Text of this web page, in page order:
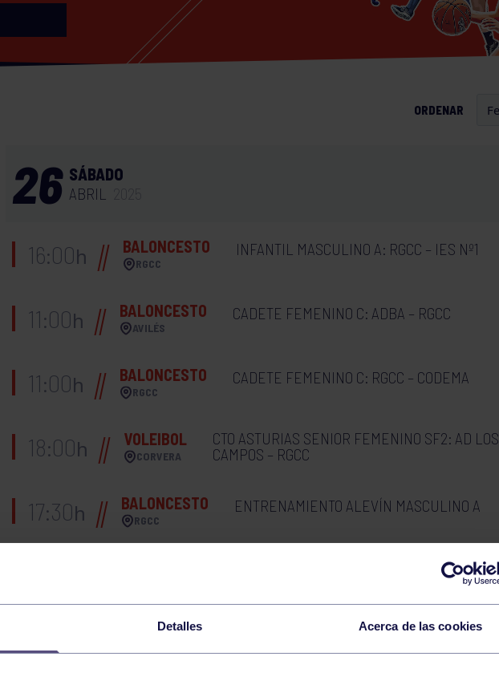
Detalles Acerca de las cookies
ORDENAR
26 SÁBADO
ABRIL
16:00h BALONCESTO
RGCC
INFANTIL MASCULINO A: RGCC – IES Nº1
11:00h BALONCESTO
AVILÉS
CADETE FEMENINO C: ADBA – RGCC
11:00h BALONCESTO
RGCC
CADETE FEMENINO C: RGCC – CODEMA
18:00h VOLEIBOL
CORVERA
CTO ASTURIAS SENIOR FEMENINO SF2: AD LOS
CAMPOS – RGCC
17:30h BALONCESTO
RGCC
ENTRENAMIENTO ALEVÍN MASCULINO A
JUEGOS ESCOLARES DEL PRINCIPADO DE
BALONCESTO ENTRENAMIENTO ALEVÍN FEMENINO A